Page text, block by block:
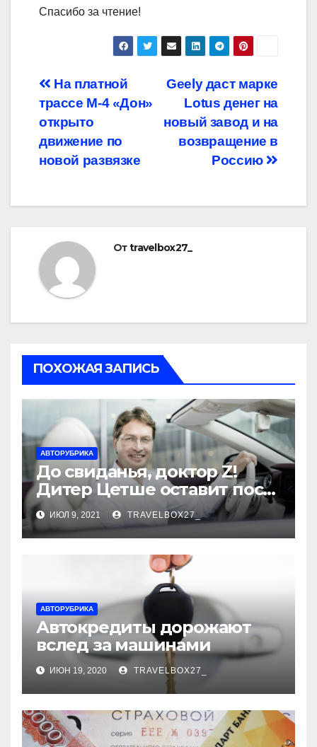
Спасибо за чтение!
Навигация
по
записям
Geely даст марке
Lotus денег на
новый завод и на
возвращение в
Россию
На платной
трассе М-4 «Дон»
открыто
движение по
новой развязке
Отtravelbox27_
ПОХОЖАЯ ЗАПИСЬ
АВТОРУБРИКА
До свиданья, доктор Z!
Дитер Цетше оставит пост
главы концерна Daimler
ИЮЛ 9, 2021 TRAVELBOX27_
АВТОРУБРИКА
Автокредиты дорожают
вслед за машинами
ИЮН 19, 2020 TRAVELBOX27_